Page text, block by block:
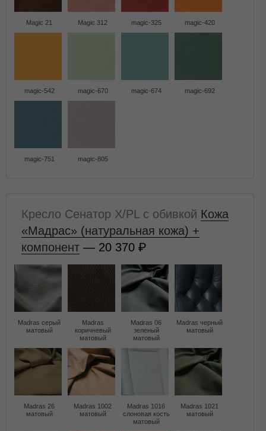
Magic 21 Magic 312 magic-325 magic-420
magic-542 magic-670 magic-674 magic-692
magic-751 magic-805
Кресло Сенатор X/PL с обивкой Кожа
«Мадрас» (натуральная кожа) +
компонент — 20 370
Madras серый
матовый
Madras
коричневый
матовый
Madras 06
зеленый
матовый
Madras черный
матовый
Madras 26
матовый
Madras 1002
матовый
Madras 1016
слоновая кость
матовый
Madras 1021
матовый